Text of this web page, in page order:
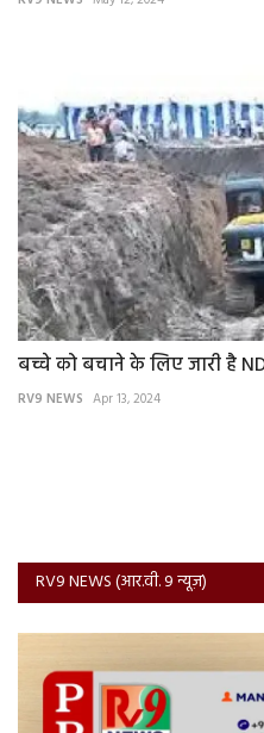
बच्चे को बचाने के लिए जारी है
RV9 NEWS Apr 13, 2024
RV9 NEWS (आर.वी. 9 न्यूज़)